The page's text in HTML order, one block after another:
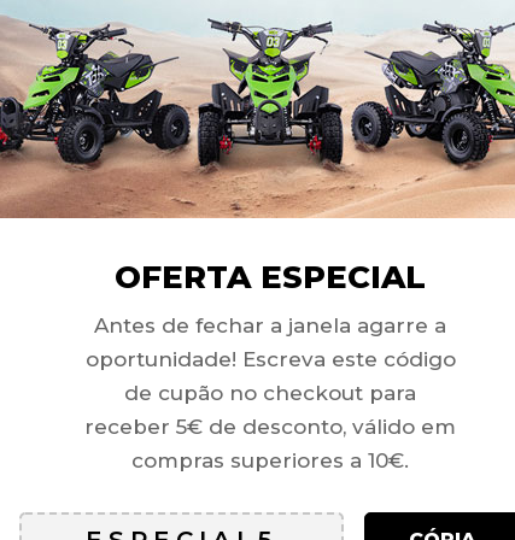
+ BIELA
PITBIKE
CARBURADOR NIBBI
FILTRO DE AR Ø 50MM
/ PITBIKE 190
119,00€
NIBBI
DE AR
OFERTA ESPECIAL
Antes de fechar a janela agarre a
oportunidade! Escreva este código
de cupão no checkout para
receber 5€ de desconto, válido em
compras superiores a 10€.